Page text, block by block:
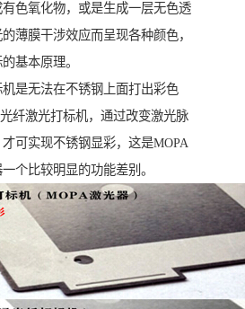
色氧化物，或是生成一层无色透
薄膜干涉效应而呈现各种颜色，
基本原理。
是无法在不锈钢上面打出彩色
纤激光打标机，通过改变激光脉
可实现不锈钢显彩，这是MOPA
个比较明显的功能差别。